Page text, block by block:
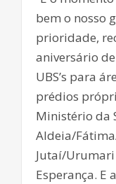
bem o nosso
prioridade,
aniversário
UBS’s para
prédios
Ministério da
Aldeia/
Jutaí/Urumari
Esperança. E